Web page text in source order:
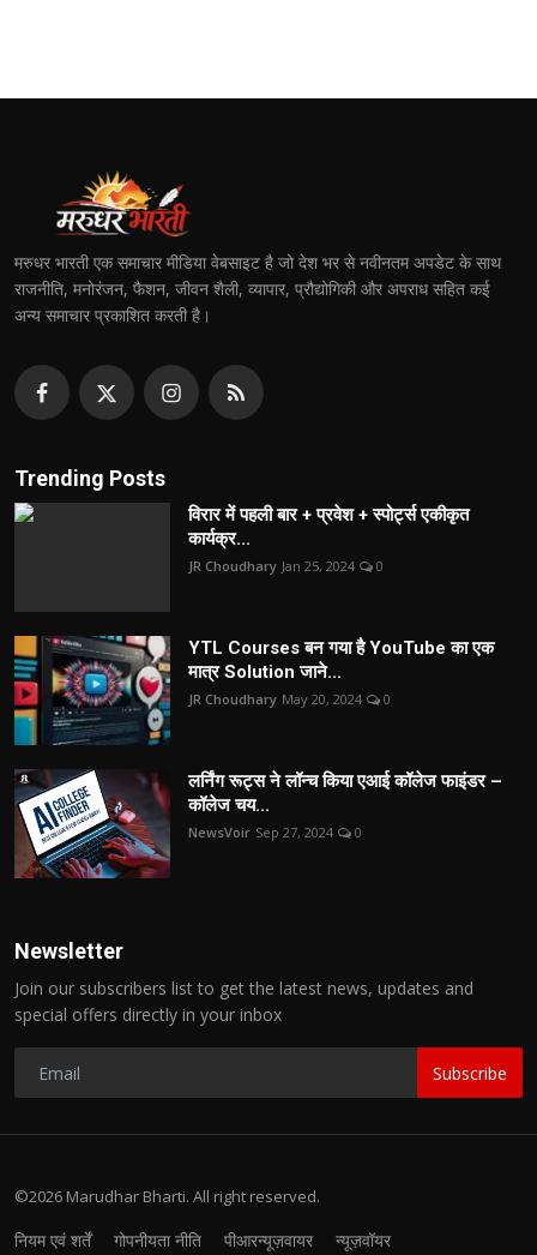
मरुधर भारती एक समाचार मीडिया वेबसाइट है जो देश भर से नवीनतम अपडेट के साथ
राजनीति, मनोरंजन, फैशन, जीवन शैली, व्यापार, प्रौद्योगिकी और अपराध सहित कई
अन्य समाचार प्रकाशित करती है।
Trending Posts
विरार में पहली बार + प्रवेश + स्पोर्ट्स एकीकृत
कार्यक्र...
JR Choudhary Jan 25, 2024 0
YTL Courses बन गया है YouTube का एक
मात्र Solution जाने...
JR Choudhary May 20, 2024 0
लर्निंग रूट्स ने लॉन्च किया एआई कॉलेज फाइंडर –
कॉलेज चय...
NewsVoir Sep 27, 2024 0
Newsletter
Join our subscribers list to get the latest news, updates and
special offers directly in your inbox
Subscribe
©2026 Marudhar Bharti. All right reserved.
नियम एवं शर्तें गोपनीयता नीति पीआरन्यूज़वायर न्यूज़वॉयर